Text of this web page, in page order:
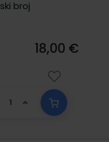
broj
18,00 €